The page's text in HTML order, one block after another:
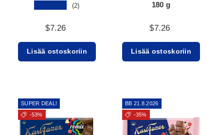
(2)
$7.26
Lisää ostoskoriin
180 g
$7.26
Lisää ostoskoriin
SUPER DEAL!
-53%
BB 21.8.2026
-35%